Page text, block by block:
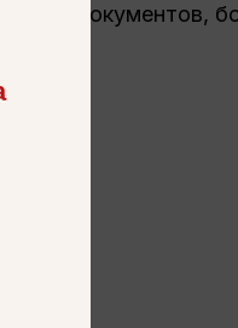
документов,